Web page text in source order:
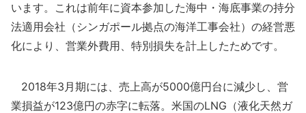
います。これは前年に資本参加した海中・海底事業の持分
法適用会社（シンガポール拠点の海洋工事会社）の経営悪
化により、営業外費用、特別損失を計上したためです。
2018年3月期には、売上高が5000億円台に減少し、営
業損益が123億円の赤字に転落。米国のLNG（液化天然ガ